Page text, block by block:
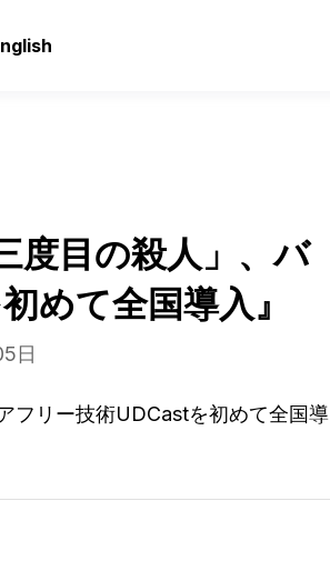
度目の殺人」、バ
めて全国導入』
日
フリー技術UDCastを初めて全国導